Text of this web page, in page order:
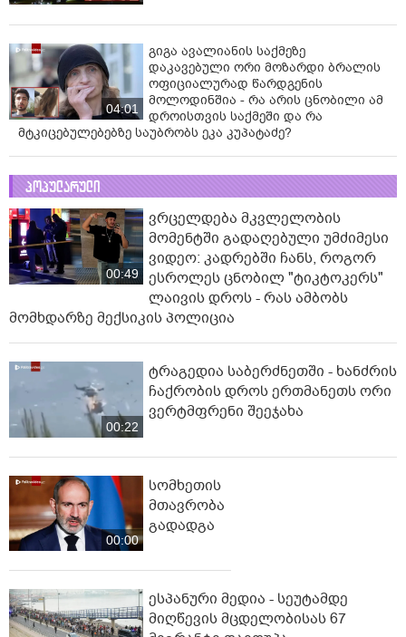
04:01
გიგა ავალიანის საქმეზე
დაკავებული ორი მოზარდი ბრალის
ოფიციალურად წარდგენის
მოლოდინშია - რა არის ცნობილი ამ
დროისთვის საქმეში და რა
მტკიცებულებებზე საუბრობს ეკა კუპატაძე?
პოპულარული
00:49
ვრცელდება მკვლელობის
მომენტში გადაღებული უმძიმესი
ვიდეო: კადრებში ჩანს, როგორ
ესროლეს ცნობილ "ტიკტოკერს"
ლაივის დროს - რას ამბობს
მომხდარზე მექსიკის პოლიცია
00:22
ტრაგედია საბერძნეთში - ხანძრის
ჩაქრობის დროს ერთმანეთს ორი
ვერტმფრენი შეეჯახა
00:00
სომხეთის
მთავრობა
გადადგა
ესპანური მედია - სეუტამდე
მიღწევის მცდელობისას 67